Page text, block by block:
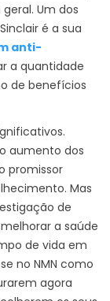
Um dos
é a sua
anti-
a quantidade
de benefícios
aumento dos
promissor
Mas
de
a saúde
de vida em
no NMN como
agora